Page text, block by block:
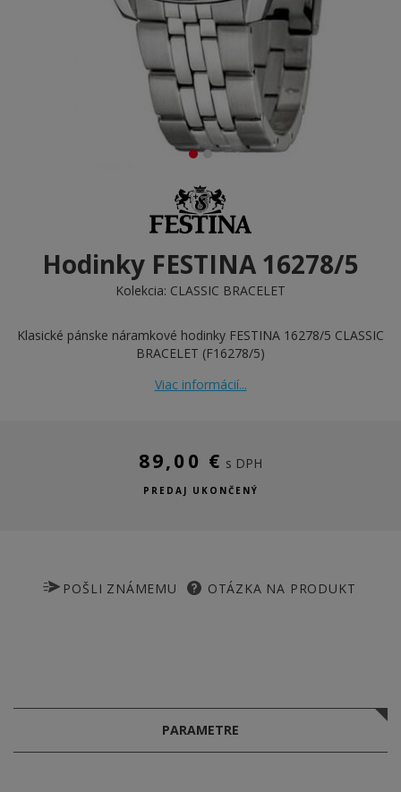
Hodinky FESTINA 16278/5
Kolekcia: CLASSIC BRACELET
Klasické pánske náramkové hodinky FESTINA 16278/5 CLASSIC
BRACELET (F16278/5)
Viac informácií...
89,00 € s DPH
PREDAJ UKONČENÝ
POŠLI ZNÁMEMU OTÁZKA NA PRODUKT
PARAMETRE